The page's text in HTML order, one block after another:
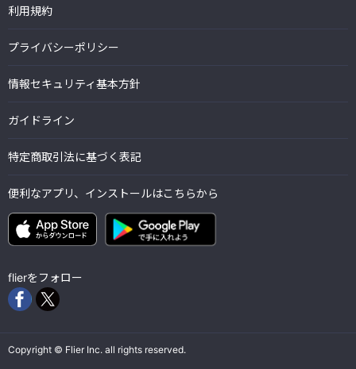
利用規約
プライバシーポリシー
情報セキュリティ基本方針
ガイドライン
特定商取引法に基づく表記
便利なアプリ、インストールはこちらから
flierをフォロー
Copyright © Flier Inc. all rights reserved.